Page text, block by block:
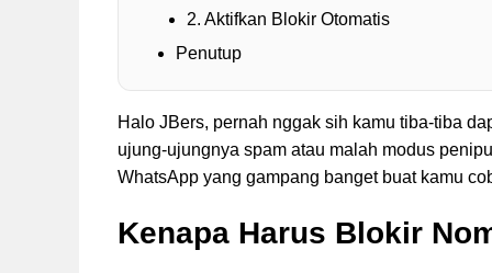
2. Aktifkan Blokir Otomatis
Penutup
Halo JBers, pernah nggak sih kamu tiba-tiba
ujung-ujungnya spam atau malah modus
WhatsApp yang gampang banget buat kamu
Kenapa Harus Blokir